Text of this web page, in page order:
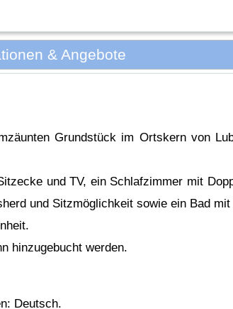
& Angebote
Grundstück im Ortskern von
und TV, ein Schlafzimmer mit
und Sitzmöglichkeit sowie ein Bad
hinzugebucht werden.
Deutsch.